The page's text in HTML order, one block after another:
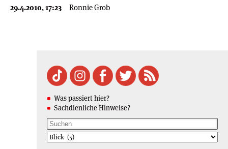
29.4.2010, 17:23 Ronnie Grob
Was passiert hier?
Sachdienliche Hinweise?